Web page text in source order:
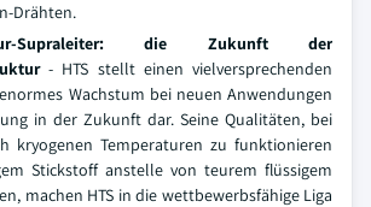
Drähten.
Supraleiter: die Zukunft der
- HTS stellt einen vielversprechenden
Wachstum bei neuen Anwendungen
in der Zukunft dar. Seine Qualitäten, bei
kryogenen Temperaturen zu funktionieren
Stickstoff anstelle von teurem flüssigem
machen HTS in die wettbewerbsfähige Liga